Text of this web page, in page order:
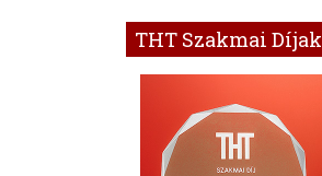
THT Szakmai Díjak